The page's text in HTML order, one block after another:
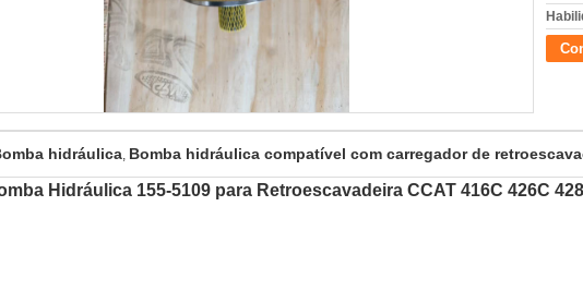
hidráulica, Bomba hidráulica compatível com carregador de
Hidráulica 155-5109 para Retroescavadeira CCAT 416C 426C